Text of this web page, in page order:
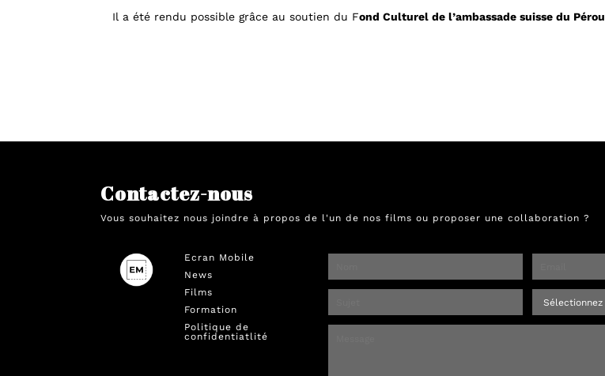
Il a été rendu possible grâce au soutien du Fond Culturel de l’ambassade suisse du Pérou
Contactez-nous
Vous souhaitez nous joindre à propos de l'un de nos films ou proposer une collaboration ?
Ecran Mobile
News
Films
Formation
Politique de
confidentiatlité